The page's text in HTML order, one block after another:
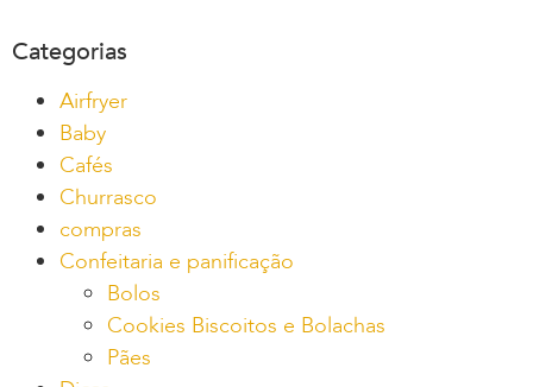
Categorias
Airfryer
Baby
Cafés
Churrasco
compras
Confeitaria e panificação
Bolos
Cookies Biscoitos e Bolachas
Pães